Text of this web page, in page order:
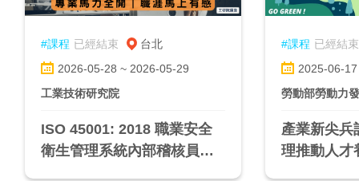
#課程 已經結束
台北
2026-05-28 ~ 2026-05-29
工業技術研究院
ISO 45001: 2018 職業安全
衛生管理系統內部稽核員訓
#課程 已經結束
2025-06-
勞動部勞動力
產業新尖兵
理推動人才